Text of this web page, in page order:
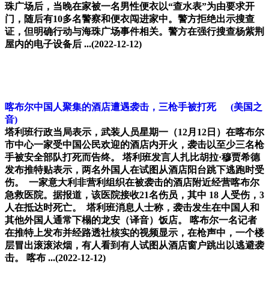
珠广场后，当晚在家被一名男性便衣以“查水表”为由要求开
门，随后有10多名警察和便衣闯进家中。警方拒绝出示搜查
证，但明确行动与海珠广场事件相关。警方在强行搜查杨紫荆
屋内的电子设备后 ...(2022-12-12)
喀布尔中国人聚集的酒店遭遇袭击，三枪手被打死 (美国之
音)
塔利班行政当局表示，武装人员星期一（12月12日）在喀布尔
市中心一家受中国公民欢迎的酒店内开火，袭击以至少三名枪
手被安全部队打死而告终。 塔利班发言人扎比胡拉·穆贾希德
发布推特贴表示，两名外国人在试图从酒店阳台跳下逃跑时受
伤。 一家意大利非营利组织在被袭击的酒店附近经营喀布尔
急救医院。据报道，该医院接收21名伤员，其中 18 人受伤，3
人在抵达时死亡。 塔利班消息人士称，袭击发生在中国人和
其他外国人通常下榻的龙安（译音）饭店。 喀布尔一名记者
在推特上发布并经路透社核实的视频显示，在枪声中，一个楼
层冒出滚滚浓烟，有人看到有人试图从酒店窗户跳出以逃避袭
击。 喀布 ...(2022-12-12)